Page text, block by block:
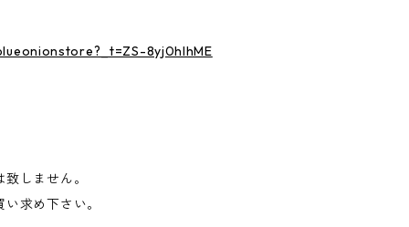
8yj0hlhME
しません。
求め下さい。